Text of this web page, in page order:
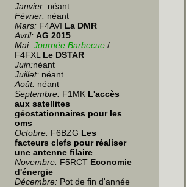
Janvier: néant
Février: néant
Mars: F4AVI La DMR
Avril:AG 2015
Mai: Journée Barbecue /
F4FXL Le DSTAR
Juin:néant
Juillet: néant
Août: néant
Septembre: F1MK L'accès
aux satellites
géostationnaires pour les
oms
Octobre: F6BZG Les
facteurs clefs pour réaliser
une antenne filaire
Novembre: F5RCT Economie
d'énergie
Décembre: Pot de fin d'année